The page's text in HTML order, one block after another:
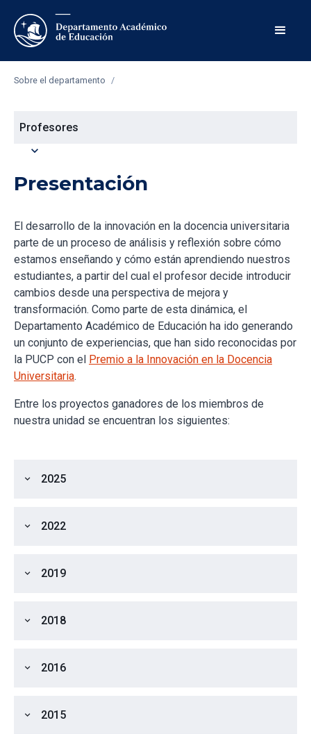
Sobre el departamento /
Profesores
expand_more
Presentación
El desarrollo de la innovación en la docencia universitaria
parte de un proceso de análisis y reflexión sobre cómo
estamos enseñando y cómo están aprendiendo nuestros
estudiantes, a partir del cual el profesor decide introducir
cambios desde una perspectiva de mejora y
transformación. Como parte de esta dinámica, el
Departamento Académico de Educación ha ido generando
un conjunto de experiencias, que han sido reconocidas por
la PUCP con el Premio a la Innovación en la Docencia
Universitaria.
Entre los proyectos ganadores de los miembros de
nuestra unidad se encuentran los siguientes:
expand_more 2025
expand_more 2022
expand_more 2019
expand_more 2018
expand_more 2016
expand_more 2015